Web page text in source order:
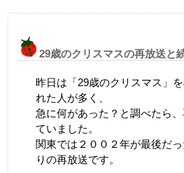
29歳のクリスマスの再放送と
昨日は「29歳のクリスマス」
れた人が多く、
急に何があった？と調べたら
ていました。
関東では２００２年が最後だ
りの再放送です。